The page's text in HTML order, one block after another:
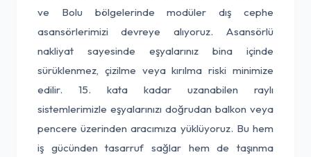
ve Bolu bölgelerinde modüler dış cephe
asansörlerimizi devreye alıyoruz. Asansörlü
nakliyat sayesinde eşyalarınız bina içinde
sürüklenmez, çizilme veya kırılma riski minimize
edilir. 15. kata kadar uzanabilen raylı
sistemlerimizle eşyalarınızı doğrudan balkon veya
pencere üzerinden aracımıza yüklüyoruz. Bu hem
iş gücünden tasarruf sağlar hem de taşınma